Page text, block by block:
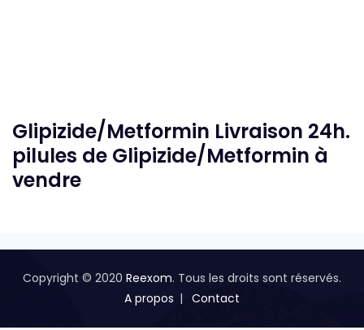
Glipizide/Metformin Livraison 24h.
pilules de Glipizide/Metformin à
vendre
Copyright © 2020 Reexom. Tous les droits sont réservés.
A propos
Contact